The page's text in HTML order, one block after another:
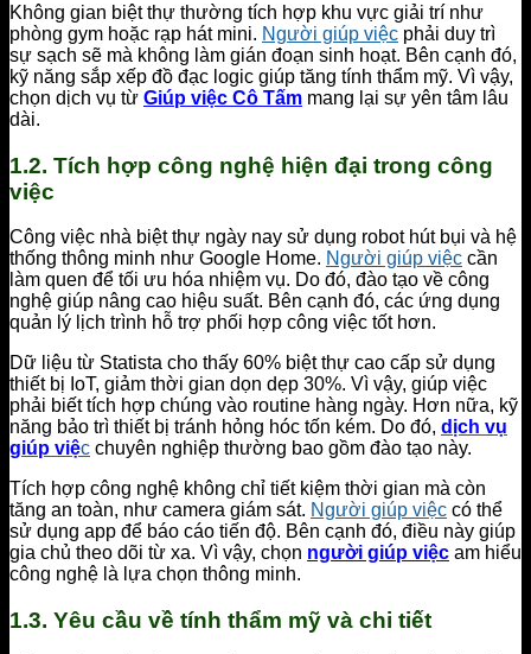
Không gian biệt thự thường tích hợp khu vực giải trí như
phòng gym hoặc rạp hát mini. Người giúp việc phải duy trì
sự sạch sẽ mà không làm gián đoạn sinh hoạt. Bên cạnh đó,
kỹ năng sắp xếp đồ đạc logic giúp tăng tính thẩm mỹ. Vì vậy,
chọn dịch vụ từ Giúp việc Cô Tấm mang lại sự yên tâm lâu
dài.
1.2. Tích hợp công nghệ hiện đại trong công
việc
Công việc nhà biệt thự ngày nay sử dụng robot hút bụi và hệ
thống thông minh như Google Home. Người giúp việc cần
làm quen để tối ưu hóa nhiệm vụ. Do đó, đào tạo về công
nghệ giúp nâng cao hiệu suất. Bên cạnh đó, các ứng dụng
quản lý lịch trình hỗ trợ phối hợp công việc tốt hơn.
Dữ liệu từ Statista cho thấy 60% biệt thự cao cấp sử dụng
thiết bị IoT, giảm thời gian dọn dẹp 30%. Vì vậy, giúp việc
phải biết tích hợp chúng vào routine hàng ngày. Hơn nữa, kỹ
năng bảo trì thiết bị tránh hỏng hóc tốn kém. Do đó, dịch vụ
giúp việc chuyên nghiệp thường bao gồm đào tạo này.
Tích hợp công nghệ không chỉ tiết kiệm thời gian mà còn
tăng an toàn, như camera giám sát. Người giúp việc có thể
sử dụng app để báo cáo tiến độ. Bên cạnh đó, điều này giúp
gia chủ theo dõi từ xa. Vì vậy, chọn người giúp việc am hiểu
công nghệ là lựa chọn thông minh.
1.3. Yêu cầu về tính thẩm mỹ và chi tiết